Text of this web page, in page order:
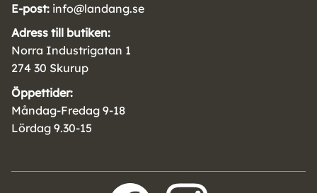
E-post: info@landang.se
Adress till butiken:
Norra Industrigatan 1
274 30 Skurup
Öppettider:
Måndag-Fredag 9-18
Lördag 9.30-15